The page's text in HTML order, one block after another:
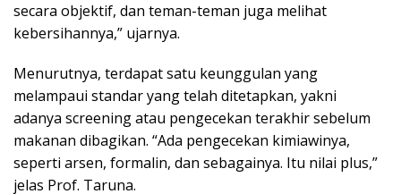
secara objektif, dan teman-teman juga melihat
kebersihannya,” ujarnya.
Menurutnya, terdapat satu keunggulan yang
melampaui standar yang telah ditetapkan, yakni
adanya screening atau pengecekan terakhir sebelum
makanan dibagikan. “Ada pengecekan kimiawinya,
seperti arsen, formalin, dan sebagainya. Itu nilai plus,”
jelas Prof. Taruna.